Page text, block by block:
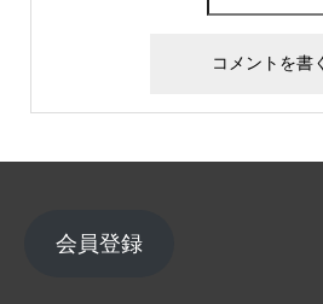
会員登録